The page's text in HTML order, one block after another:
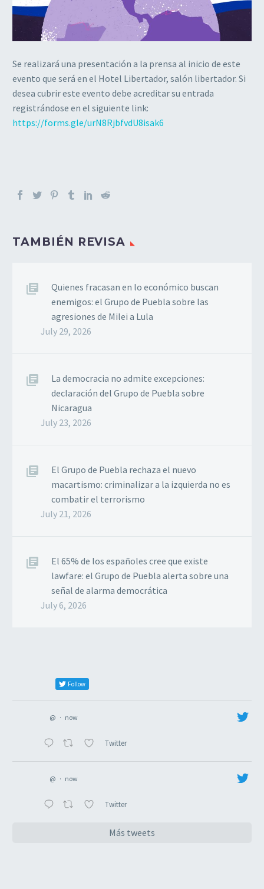
Se realizará una presentación a la prensa al inicio de este
evento que será en el Hotel Libertador, salón libertador. Si
desea cubrir este evento debe acreditar su entrada
registrándose en el siguiente link:
https://forms.gle/urN8RjbfvdU8isak6
TAMBIÉN REVISA
Quienes fracasan en lo económico buscan
enemigos: el Grupo de Puebla sobre las
agresiones de Milei a Lula
July 29, 2026
La democracia no admite excepciones:
declaración del Grupo de Puebla sobre
Nicaragua
July 23, 2026
El Grupo de Puebla rechaza el nuevo
macartismo: criminalizar a la izquierda no es
combatir el terrorismo
July 21, 2026
El 65% de los españoles cree que existe
lawfare: el Grupo de Puebla alerta sobre una
señal de alarma democrática
July 6, 2026
Follow
@ · now
Twitter
@ · now
Twitter
Más tweets